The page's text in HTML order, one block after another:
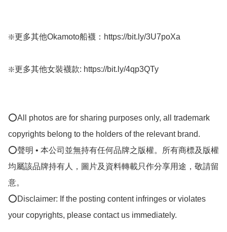
❇️更多其他Okamoto船襪：https://bit.ly/3U7poXa
❇️更多其他女裝襪款: https://bit.ly/4qp3QTy
⭕All photos are for sharing purposes only, all trademark
copyrights belong to the holders of the relevant brand.
⭕聲明 • 本公司並無持有任何品牌之版權。所有商標及版權
均屬該品牌持有人，圖片及資料轉載只作分享用途，敬請留
意。
⭕Disclaimer: If the posting content infringes or violates
your copyrights, please contact us immediately.